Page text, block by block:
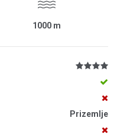
1000 m
Prizemlje